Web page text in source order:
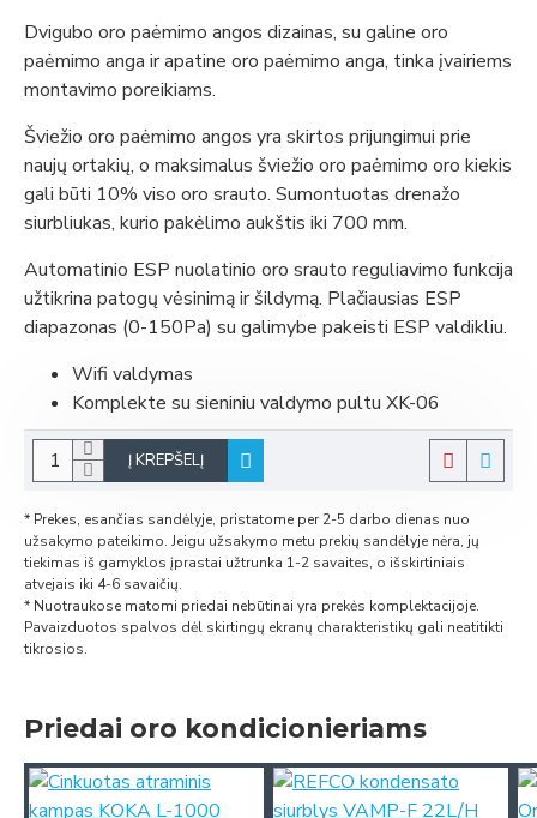
Dvigubo oro paėmimo angos dizainas, su galine oro
paėmimo anga ir apatine oro paėmimo anga, tinka įvairiems
montavimo poreikiams.
Šviežio oro paėmimo angos yra skirtos prijungimui prie
naujų ortakių, o maksimalus šviežio oro paėmimo oro kiekis
gali būti 10% viso oro srauto. Sumontuotas drenažo
siurbliukas, kurio pakėlimo aukštis iki 700 mm.
Automatinio ESP nuolatinio oro srauto reguliavimo funkcija
užtikrina patogų vėsinimą ir šildymą. Plačiausias ESP
diapazonas (0-150Pa) su galimybe pakeisti ESP valdikliu.
Wifi valdymas
Komplekte su sieniniu valdymo pultu XK-06
Į KREPŠELĮ
* Prekes, esančias sandėlyje, pristatome per 2-5 darbo dienas nuo
užsakymo pateikimo. Jeigu užsakymo metu prekių sandėlyje nėra, jų
tiekimas iš gamyklos įprastai užtrunka 1-2 savaites, o išskirtiniais
atvejais iki 4-6 savaičių.
* Nuotraukose matomi priedai nebūtinai yra prekės komplektacijoje.
Pavaizduotos spalvos dėl skirtingų ekranų charakteristikų gali neatitikti
tikrosios.
Priedai oro kondicionieriams